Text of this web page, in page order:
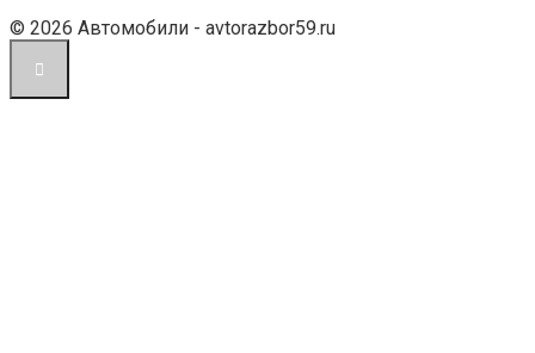
© 2026 Автомобили - avtorazbor59.ru